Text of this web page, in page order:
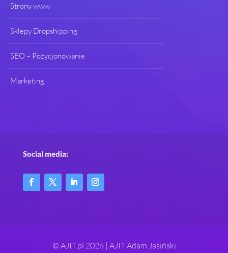
Strony www
Sklepy Dropshipping
SEO – Pozycjonowanie
Marketing
Social media:
© AJIT.pl 2026 | AJIT Adam Jasiński